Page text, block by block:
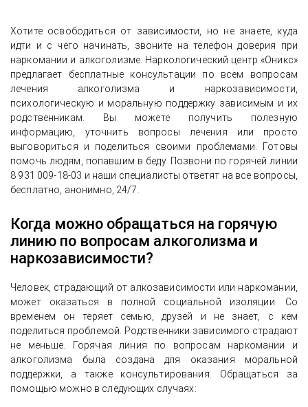
Хотите освободиться от зависимости, но не знаете, куда
идти и с чего начинать, звоните на телефон доверия при
наркомании и алкоголизме. Наркологический центр «Оникс»
предлагает бесплатные консультации по всем вопросам
лечения алкоголизма и наркозависимости,
психологическую и моральную поддержку зависимым и их
родственникам. Вы можете получить полезную
информацию, уточнить вопросы лечения или просто
выговориться и поделиться своими проблемами. Готовы
помочь людям, попавшим в беду. Позвони по горячей линии
8 931 009-18-03 и наши специалисты ответят на все вопросы,
бесплатно, анонимно, 24/7.
Когда можно обращаться на горячую
линию по вопросам алкоголизма и
наркозависимости?
Человек, страдающий от алкозависимости или наркомании,
может оказаться в полной социальной изоляции. Со
временем он теряет семью, друзей и не знает, с кем
поделиться проблемой. Родственники зависимого страдают
не меньше. Горячая линия по вопросам наркомании и
алкоголизма была создана для оказания моральной
поддержки, а также консультирования. Обращаться за
помощью можно в следующих случаях: